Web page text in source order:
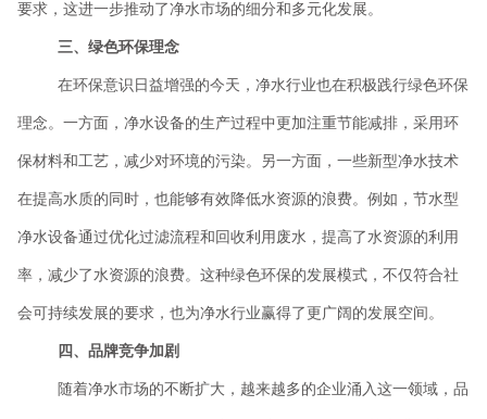
要求，这进一步推动了净水市场的细分和多元化发展。
三、绿色环保理念
在环保意识日益增强的今天，净水行业也在积极践行绿色环保
理念。一方面，净水设备的生产过程中更加注重节能减排，采用环
保材料和工艺，减少对环境的污染。另一方面，一些新型净水技术
在提高水质的同时，也能够有效降低水资源的浪费。例如，节水型
净水设备通过优化过滤流程和回收利用废水，提高了水资源的利用
率，减少了水资源的浪费。这种绿色环保的发展模式，不仅符合社
会可持续发展的要求，也为净水行业赢得了更广阔的发展空间。
四、品牌竞争加剧
随着净水市场的不断扩大，越来越多的企业涌入这一领域，品